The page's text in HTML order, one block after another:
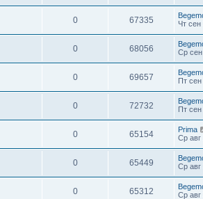
0 67335
Чт сен
0 68056
Ср сен
0 69657
Пт
0 72732
Пт
0 65154
Prima
Ср авг
0 65449
Ср авг
0 65312
Ср авг